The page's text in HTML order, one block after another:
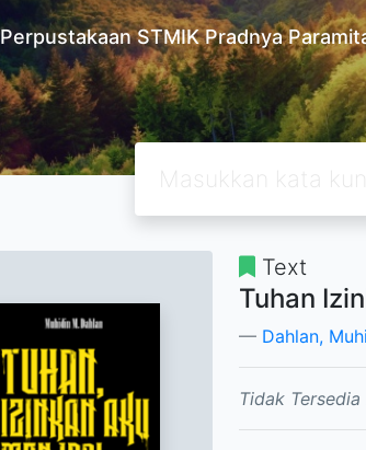
Perpustakaan STMIK Pradnya
Text
Tuhan
Dahlan,
Tidak